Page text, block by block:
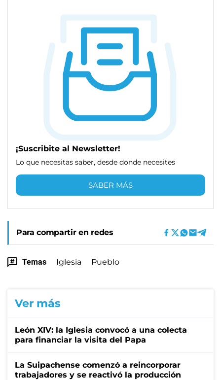
¡Suscribite al Newsletter!
Lo que necesitas saber, desde donde necesites
SABER MÁS
Para compartir en redes
Temas Iglesia Pueblo
Ver más
León XIV: la Iglesia convocó a una colecta
para financiar la visita del Papa
La Suipachense comenzó a reincorporar
trabajadores y se reactivó la producción